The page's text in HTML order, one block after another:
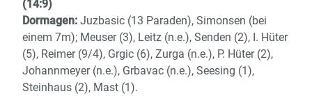
(14:9)
Dormagen: Juzbasic (13 Paraden), Simonsen (bei
einem 7m); Meuser (3), Leitz (n.e.), Senden (2), I. Hüter
(5), Reimer (9/4), Grgic (6), Zurga (n.e.), P. Hüter (2),
Johannmeyer (n.e.), Grbavac (n.e.), Seesing (1),
Steinhaus (2), Mast (1).